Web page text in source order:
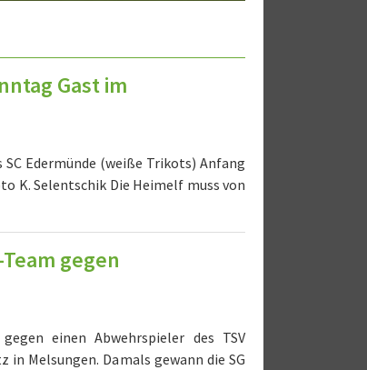
Gast im
Edermünde (weiße Trikots) Anfang
K. Selentschik Die Heimelf muss von
gegen
einen Abwehrspieler des TSV
Melsungen. Damals gewann die SG